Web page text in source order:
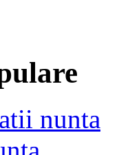
nunta